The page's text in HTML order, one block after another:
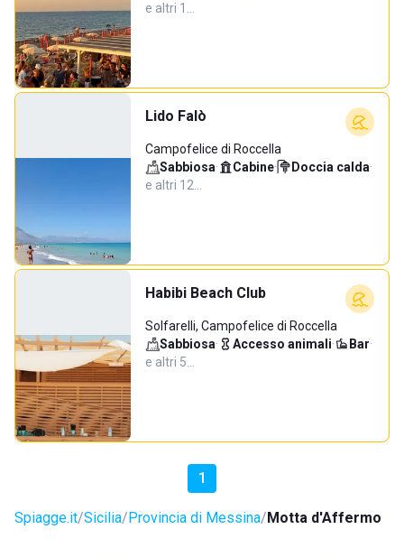
e altri 1…
Lido Falò
Campofelice di Roccella
Sabbiosa· Cabine· Doccia calda·
e altri 12…
Habibi Beach Club
Solfarelli, Campofelice di Roccella
Sabbiosa· Accesso animali· Bar·
e altri 5…
1
Spiagge.it Sicilia Provincia di Messina Motta d'Affermo